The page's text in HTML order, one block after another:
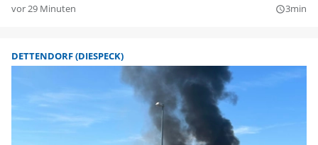
vor 29 Minuten query_builder3min
DETTENDORF (DIESPECK)